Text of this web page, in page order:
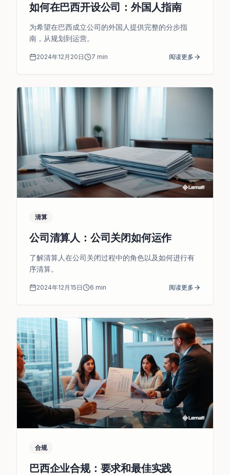
如何在巴西开设公司：外国人指南
为希望在巴西成立公司的外国人提供完整的分步指
南，从规划到运营。
2024年12月20日 7 min 阅读更多
清算
清算
公司清算人：公司关闭如何运作
了解清算人在公司关闭过程中的角色以及如何进行有
序清算。
2024年12月15日 6 min 阅读更多
合规
合规
巴西企业合规：要求和最佳实践